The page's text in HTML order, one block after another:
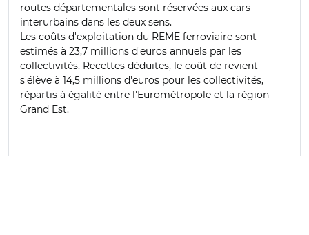
routes départementales sont réservées aux cars
interurbains dans les deux sens.
Les coûts d'exploitation du REME ferroviaire sont
estimés à 23,7 millions d'euros annuels par les
collectivités. Recettes déduites, le coût de revient
s'élève à 14,5 millions d'euros pour les collectivités,
répartis à égalité entre l'Eurométropole et la région
Grand Est.